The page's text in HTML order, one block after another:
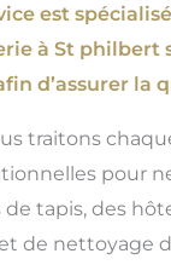
est
à St philbert
d’assurer la
traitons
pour
tapis, des
de nettoyage